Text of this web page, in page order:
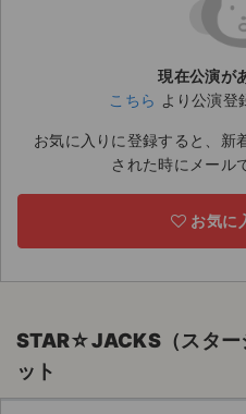
チケットのリクエスト一覧
ライブ・コンサート（国内）
ライブ・コンサート（海外）
スポーツ
ご利用ガイド
現在公演が
こちら より公演登
お気に入りに登録すると、新
された時にメール
お気に
STAR☆JACKS（スター
ット